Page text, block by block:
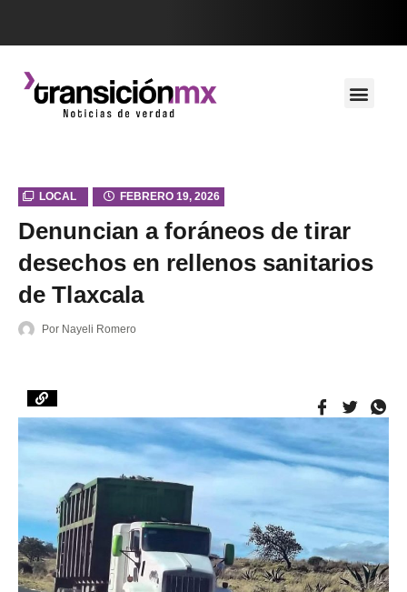
LOCAL FEBRERO 19, 2026
Denuncian a foráneos de tirar
desechos en rellenos sanitarios
de Tlaxcala
Por Nayeli Romero